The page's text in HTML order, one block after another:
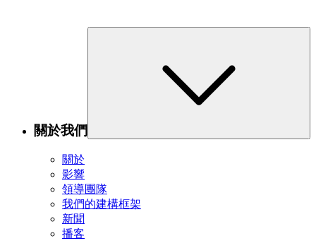
關於我們
關於
影響
領導團隊
我們的建構框架
新聞
播客